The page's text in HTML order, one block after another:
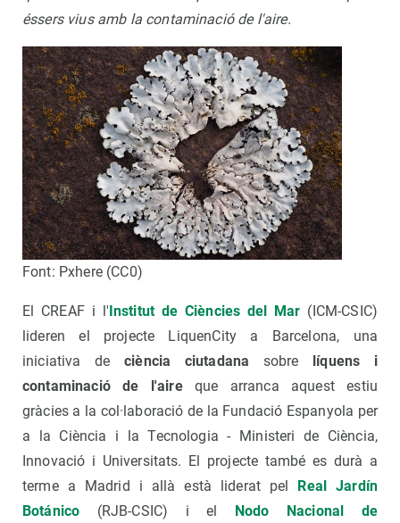
éssers vius amb la contaminació de l'aire.
Font: Pxhere (CC0)
El CREAF i l' Institut de Ciències del Mar (ICM-CSIC)
lideren el projecte LiquenCity a Barcelona, una
iniciativa deciència ciutadana sobre
líquens i
contaminació de l'aire que arranca aquest estiu
gràcies a la col·laboració de la Fundació Espanyola per
a la Ciència i la Tecnologia - Ministeri de Ciència,
Innovació i Universitats. El projecte també es durà a
terme a Madrid i allà està liderat pel
Real Jardín
Botánico (RJB-CSIC) i el
Nodo Nacional de